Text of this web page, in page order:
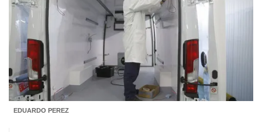
EDUARDO PEREZ